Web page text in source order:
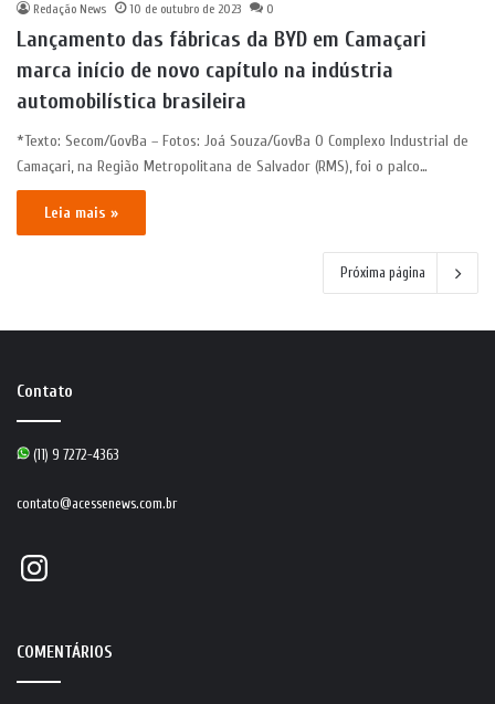
Redação News 10 de outubro de 2023 0
Lançamento das fábricas da BYD em Camaçari
marca início de novo capítulo na indústria
automobilística brasileira
*Texto: Secom/GovBa – Fotos: Joá Souza/GovBa O Complexo Industrial de
Camaçari, na Região Metropolitana de Salvador (RMS), foi o palco…
Leia mais »
Próxima página
Contato
(11) 9 7272-4363
contato@acessenews.com.br
Instagram
COMENTÁRIOS